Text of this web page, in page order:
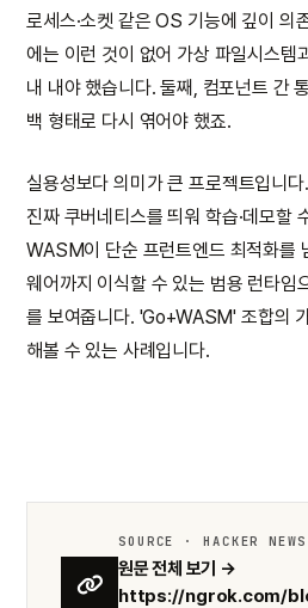
로세스·소켓 같은 OS 기능에 깊이 의
에는 이런 것이 없어 가상 파일시스템
내 내야 했습니다. 둘째, 컴포넌트 간
백 형태로 다시 엮어야 했죠.
실용성보다 의미가 큰 프로젝트입니
진짜 쿠버네티스를 띄워 학습·데모할
WASM이 단순 프런트엔드 최적화를
웨어까지 이식할 수 있는 범용 런타임
를 보여줍니다. 'Go+WASM' 조합의
해볼 수 있는 사례입니다.
SOURCE · HACKER NEWS
원문 전체 보기 →
https://ngrok.com/